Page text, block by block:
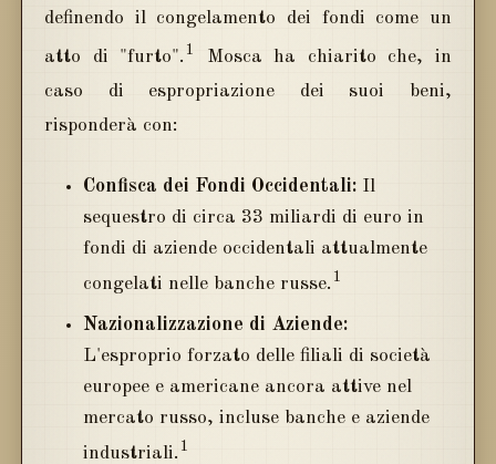
definendo il congelamento dei fondi come un
atto di "furto". 1
Mosca ha chiarito che, in
caso di espropriazione dei suoi beni,
risponderà con:
Confisca dei Fondi Occidentali: Il
sequestro di circa 33 miliardi di euro in
fondi di aziende occidentali attualmente
congelati nelle banche russe. 1
Nazionalizzazione di Aziende:
L'esproprio forzato delle filiali di società
europee e americane ancora attive nel
mercato russo, incluse banche e aziende
industriali. 1